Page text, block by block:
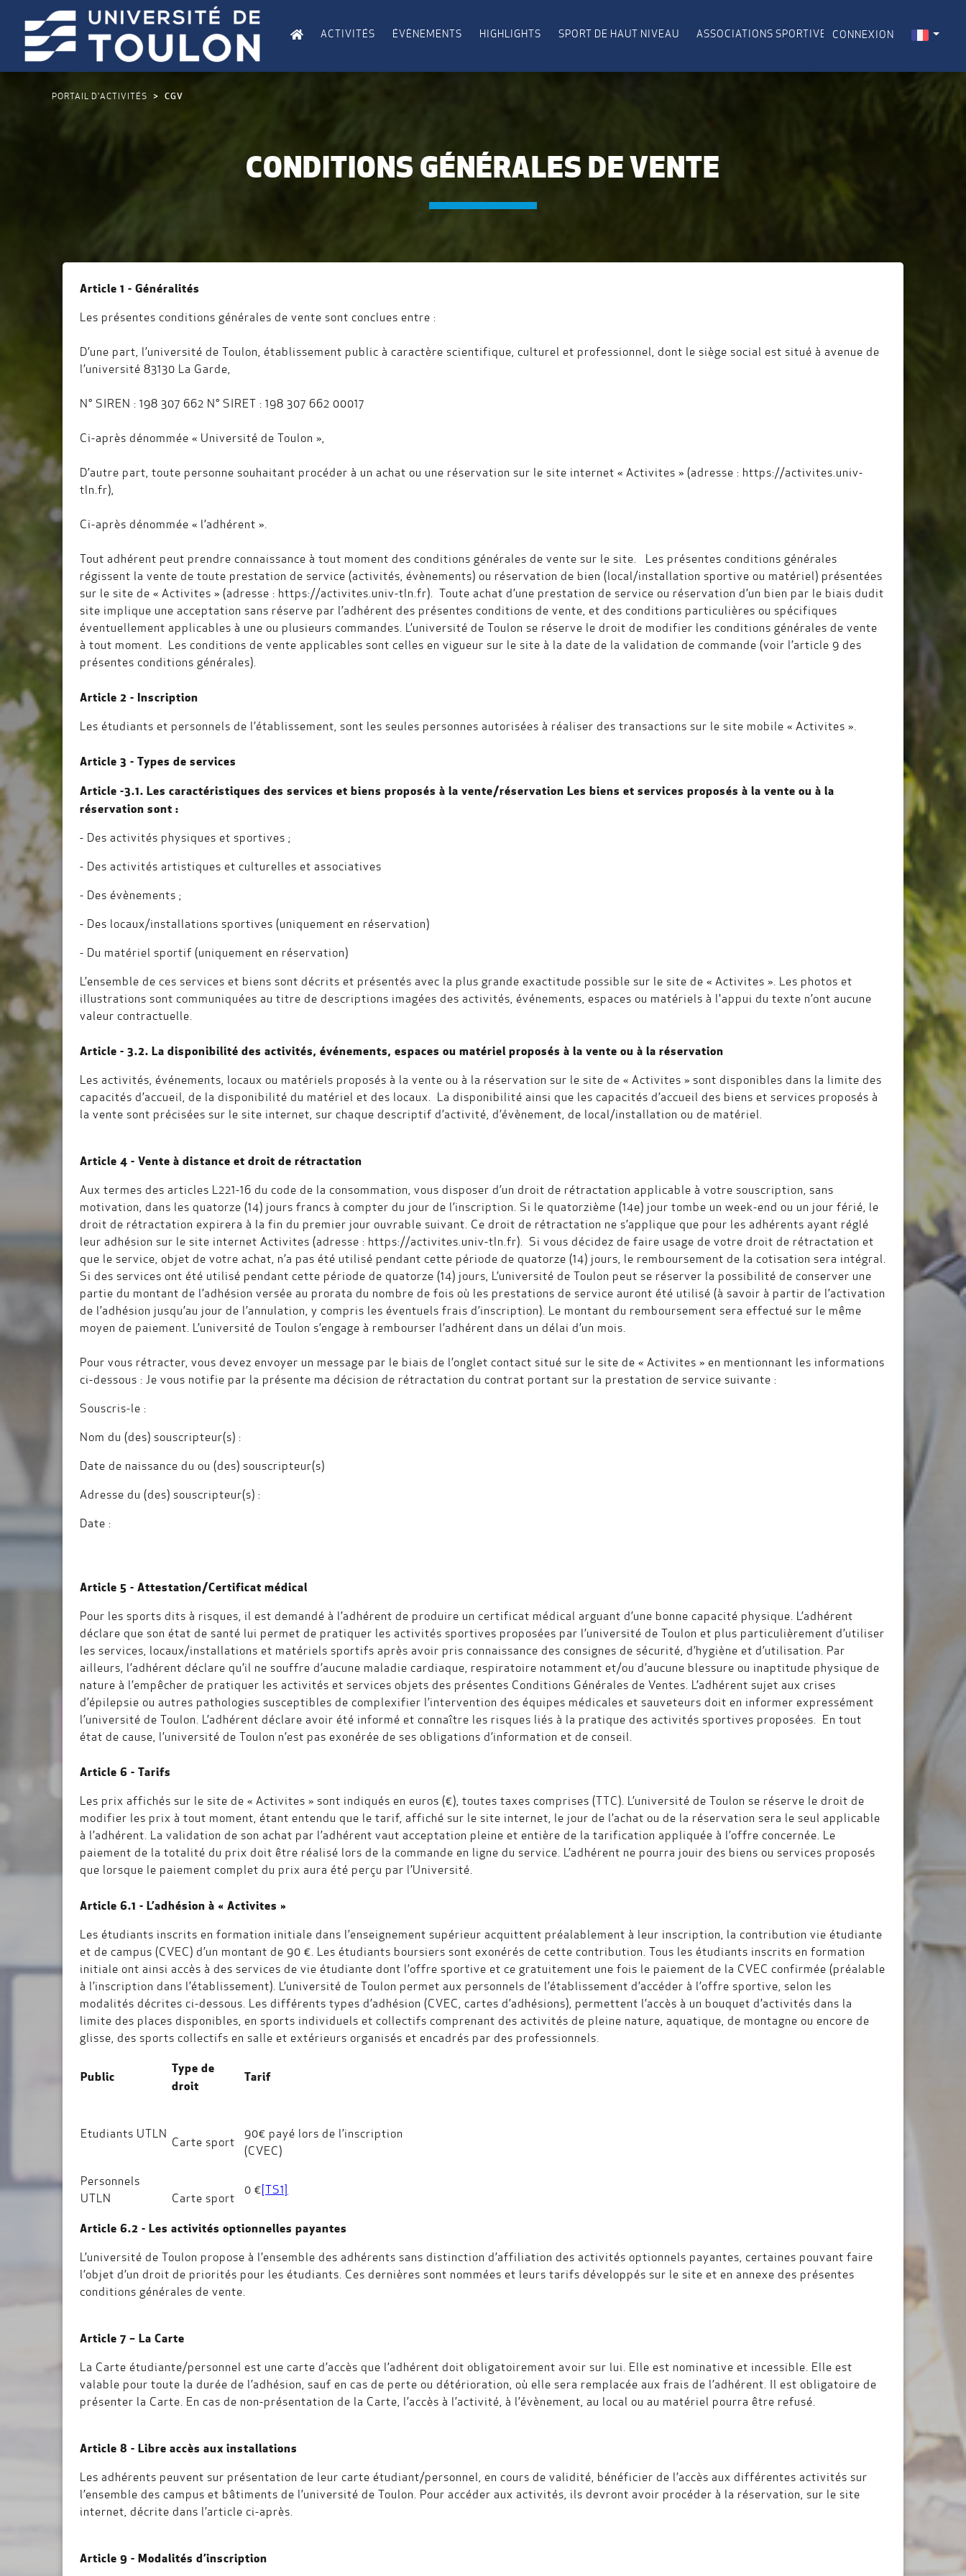
ACTIVITÉS ÉVÈNEMENTS HIGHLIGHTS SPORT DE HAUT NIVEAU ASSOCIATIONS SPORTIVESCONNEXION
PORTAIL D'ACTIVITÉS CGV
CONDITIONS GÉNÉRALES DE VENTE
Article 1 - Généralités
Les présentes conditions générales de vente sont conclues entre :
D’une part, l’université de Toulon, établissement public à caractère scientifique, culturel et professionnel, dont le siège social est situé à avenue de
l’université 83130 La Garde,
N° SIREN : 198 307 662 N° SIRET : 198 307 662 00017
Ci-après dénommée « Université de Toulon »,
D’autre part, toute personne souhaitant procéder à un achat ou une réservation sur le site internet « Activites » (adresse : https://activites.univ-
tln.fr),
Ci-après dénommée « l’adhérent ».
Tout adhérent peut prendre connaissance à tout moment des conditions générales de vente sur le site. Les présentes conditions générales
régissent la vente de toute prestation de service (activités, évènements) ou réservation de bien (local/installation sportive ou matériel) présentées
sur le site de « Activites » (adresse : https://activites.univ-tln.fr). Toute achat d’une prestation de service ou réservation d’un bien par le biais dudit
site implique une acceptation sans réserve par l’adhérent des présentes conditions de vente, et des conditions particulières ou spécifiques
éventuellement applicables à une ou plusieurs commandes. L’université de Toulon se réserve le droit de modifier les conditions générales de vente
à tout moment. Les conditions de vente applicables sont celles en vigueur sur le site à la date de la validation de commande (voir l’article 9 des
présentes conditions générales).
Article 2 - Inscription
Les étudiants et personnels de l’établissement, sont les seules personnes autorisées à réaliser des transactions sur le site mobile « Activites ».
Article 3 - Types de services
Article -3.1. Les caractéristiques des services et biens proposés à la vente/réservation Les biens et services proposés à la vente ou à la
réservation sont :
- Des activités physiques et sportives ;
- Des activités artistiques et culturelles et associatives
- Des évènements ;
- Des locaux/installations sportives (uniquement en réservation)
- Du matériel sportif (uniquement en réservation)
L’ensemble de ces services et biens sont décrits et présentés avec la plus grande exactitude possible sur le site de « Activites ». Les photos et
illustrations sont communiquées au titre de descriptions imagées des activités, événements, espaces ou matériels à l'appui du texte n’ont aucune
valeur contractuelle.
Article - 3.2. La disponibilité des activités, événements, espaces ou matériel proposés à la vente ou à la réservation
Les activités, événements, locaux ou matériels proposés à la vente ou à la réservation sur le site de « Activites » sont disponibles dans la limite des
capacités d’accueil, de la disponibilité du matériel et des locaux. La disponibilité ainsi que les capacités d’accueil des biens et services proposés à
la vente sont précisées sur le site internet, sur chaque descriptif d’activité, d’évènement, de local/installation ou de matériel.
Article 4 - Vente à distance et droit de rétractation
Aux termes des articles L221-16 du code de la consommation, vous disposer d’un droit de rétractation applicable à votre souscription, sans
motivation, dans les quatorze (14) jours francs à compter du jour de l’inscription. Si le quatorzième (14e) jour tombe un week-end ou un jour férié, le
droit de rétractation expirera à la fin du premier jour ouvrable suivant. Ce droit de rétractation ne s’applique que pour les adhérents ayant réglé
leur adhésion sur le site internet Activites (adresse : https://activites.univ-tln.fr). Si vous décidez de faire usage de votre droit de rétractation et
que le service, objet de votre achat, n’a pas été utilisé pendant cette période de quatorze (14) jours, le remboursement de la cotisation sera intégral.
Si des services ont été utilisé pendant cette période de quatorze (14) jours, L’université de Toulon peut se réserver la possibilité de conserver une
partie du montant de l’adhésion versée au prorata du nombre de fois où les prestations de service auront été utilisé (à savoir à partir de l’activation
de l’adhésion jusqu’au jour de l’annulation, y compris les éventuels frais d’inscription). Le montant du remboursement sera effectué sur le même
moyen de paiement. L’université de Toulon s’engage à rembourser l’adhérent dans un délai d’un mois.
Pour vous rétracter, vous devez envoyer un message par le biais de l’onglet contact situé sur le site de « Activites » en mentionnant les informations
ci-dessous : Je vous notifie par la présente ma décision de rétractation du contrat portant sur la prestation de service suivante :
Souscris-le :
Nom du (des) souscripteur(s) :
Date de naissance du ou (des) souscripteur(s)
Adresse du (des) souscripteur(s) :
Date :
Article 5 - Attestation/Certificat médical
Pour les sports dits à risques, il est demandé à l’adhérent de produire un certificat médical arguant d’une bonne capacité physique. L’adhérent
déclare que son état de santé lui permet de pratiquer les activités sportives proposées par l’université de Toulon et plus particulièrement d’utiliser
les services, locaux/installations et matériels sportifs après avoir pris connaissance des consignes de sécurité, d’hygiène et d’utilisation. Par
ailleurs, l’adhérent déclare qu’il ne souffre d’aucune maladie cardiaque, respiratoire notamment et/ou d’aucune blessure ou inaptitude physique de
nature à l’empêcher de pratiquer les activités et services objets des présentes Conditions Générales de Ventes. L’adhérent sujet aux crises
d’épilepsie ou autres pathologies susceptibles de complexifier l’intervention des équipes médicales et sauveteurs doit en informer expressément
l’université de Toulon. L’adhérent déclare avoir été informé et connaître les risques liés à la pratique des activités sportives proposées. En tout
état de cause, l’université de Toulon n’est pas exonérée de ses obligations d’information et de conseil.
Article 6 - Tarifs
Les prix affichés sur le site de « Activites » sont indiqués en euros (€), toutes taxes comprises (TTC). L’université de Toulon se réserve le droit de
modifier les prix à tout moment, étant entendu que le tarif, affiché sur le site internet, le jour de l’achat ou de la réservation sera le seul applicable
à l’adhérent. La validation de son achat par l’adhérent vaut acceptation pleine et entière de la tarification appliquée à l’offre concernée. Le
paiement de la totalité du prix doit être réalisé lors de la commande en ligne du service. L’adhérent ne pourra jouir des biens ou services proposés
que lorsque le paiement complet du prix aura été perçu par l’Université.
Article 6.1 - L’adhésion à « Activites »
Les étudiants inscrits en formation initiale dans l’enseignement supérieur acquittent préalablement à leur inscription, la contribution vie étudiante
et de campus (CVEC) d’un montant de 90 €. Les étudiants boursiers sont exonérés de cette contribution. Tous les étudiants inscrits en formation
initiale ont ainsi accès à des services de vie étudiante dont l’offre sportive et ce gratuitement une fois le paiement de la CVEC confirmée (préalable
à l’inscription dans l’établissement). L’université de Toulon permet aux personnels de l’établissement d’accéder à l’offre sportive, selon les
modalités décrites ci-dessous. Les différents types d’adhésion (CVEC, cartes d’adhésions), permettent l’accès à un bouquet d’activités dans la
limite des places disponibles, en sports individuels et collectifs comprenant des activités de pleine nature, aquatique, de montagne ou encore de
glisse, des sports collectifs en salle et extérieurs organisés et encadrés par des professionnels.
Public
Type de
droit
Tarif
Etudiants UTLN
Carte sport
90€ payé lors de l’inscription
(CVEC)
Personnels
UTLN
Carte sport
0 €[TS1]
Article 6.2 - Les activités optionnelles payantes
L’université de Toulon propose à l’ensemble des adhérents sans distinction d’affiliation des activités optionnels payantes, certaines pouvant faire
l’objet d’un droit de priorités pour les étudiants. Ces dernières sont nommées et leurs tarifs développés sur le site et en annexe des présentes
conditions générales de vente.
Article 7 – La Carte
La Carte étudiante/personnel est une carte d’accès que l’adhérent doit obligatoirement avoir sur lui. Elle est nominative et incessible. Elle est
valable pour toute la durée de l’adhésion, sauf en cas de perte ou détérioration, où elle sera remplacée aux frais de l’adhérent. Il est obligatoire de
présenter la Carte. En cas de non-présentation de la Carte, l’accès à l’activité, à l’évènement, au local ou au matériel pourra être refusé.
Article 8 - Libre accès aux installations
Les adhérents peuvent sur présentation de leur carte étudiant/personnel, en cours de validité, bénéficier de l’accès aux différentes activités sur
l’ensemble des campus et bâtiments de l’université de Toulon. Pour accéder aux activités, ils devront avoir procéder à la réservation, sur le site
internet, décrite dans l’article ci-après.
Article 9 - Modalités d’inscription